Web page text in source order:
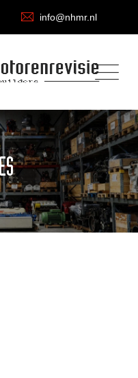
info@nhmr.nl